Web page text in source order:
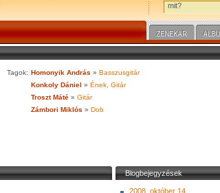
Tagok: Homonyik András » Basszusgitár
Konkoly Dániel » Ének, Gitár
Troszt Máté » Gitár
Zámbori Miklós » Dob
Blogbejegyzések
2008. október 14.